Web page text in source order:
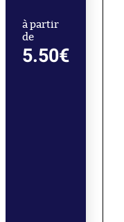
à partir
de
5.50€